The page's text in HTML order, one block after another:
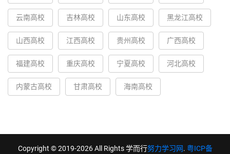
云南高校 吉林高校 山东高校 黑龙江高校
山西高校 江西高校 贵州高校 广西高校
福建高校 重庆高校 宁夏高校 河北高校
内蒙古高校 甘肃高校 海南高校
Copyright © 2019-2026 All Rights 学而行努力学习网. 粤ICP备